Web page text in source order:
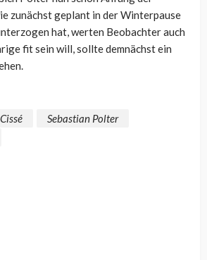
zunächst geplant in der Winterpause
hat, werten Beobachter auch
fit sein will, sollte demnächst ein
Sebastian Polter